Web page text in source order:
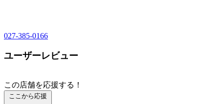
027-385-0166
ユーザーレビュー
この店舗を応援する！
ここから応援